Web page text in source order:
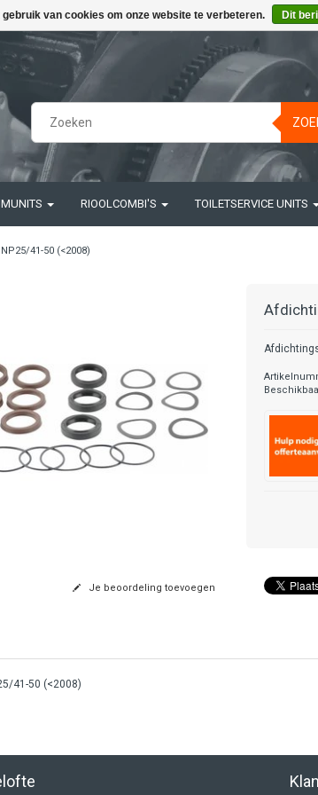
RIOOLCOMBI'S TOILETSERVICE UNITS
41-50 (<2008)
Je beoordeling toevoegen
41-50 (<2008)
van cookies om onze website te verbeteren. Dit